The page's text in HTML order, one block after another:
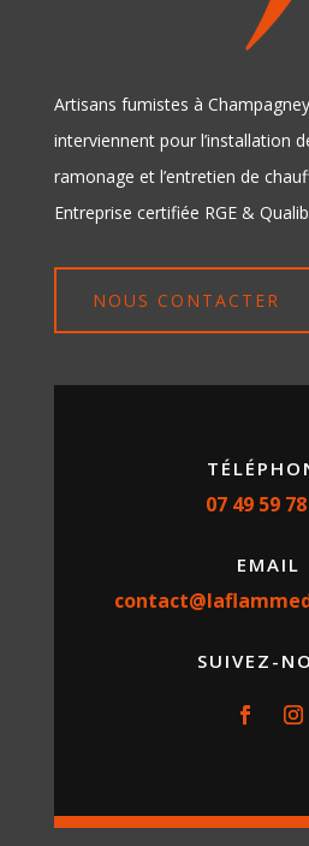
Artisans fumistes à
interviennent pour l’installation
ramonage et l’entretien de
Entreprise certifiée RGE &
NOUS CONTACTER
07 49 59
EMAIL
SUIVEZ-